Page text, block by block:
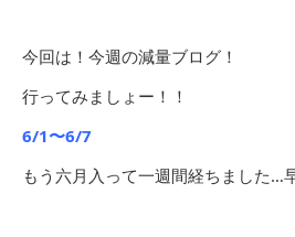
今回は！今週の減量ブログ！
行ってみましょー！！
6/1〜6/7
もう六月入って一週間経ちました…